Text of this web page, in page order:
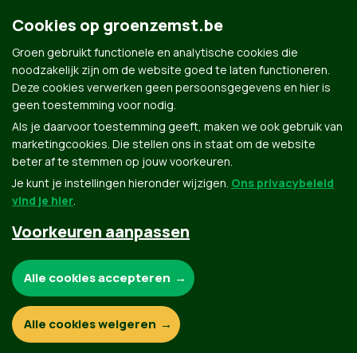
Groen.be
© Copyright Groen 2026 | Gemaakt met NationBuilder
Contact Privacybeleid
Cookies op groenzemst.be
Groen gebruikt functionele en analytische cookies die
noodzakelijk zijn om de website goed te laten functioneren.
Deze cookies verwerken geen persoonsgegevens en hier is
geen toestemming voor nodig.
Als je daarvoor toestemming geeft, maken we ook gebruik van
marketingcookies. Die stellen ons in staat om de website
beter af te stemmen op jouw voorkeuren.
Je kunt je instellingen hieronder wijzigen. Ons privacybeleid
vind je hier.
Voorkeuren aanpassen
Functionele en analytische cookies:
Alle cookies accepteren
Alle cookies weigeren